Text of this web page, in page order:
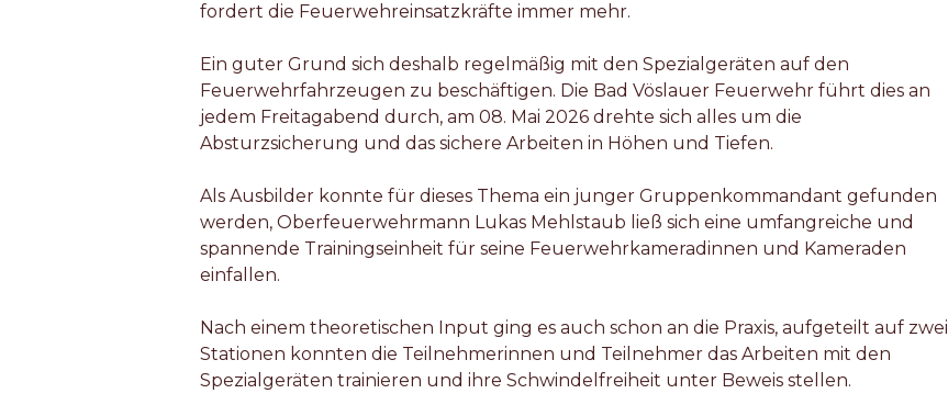
fordert die Feuerwehreinsatzkräfte immer mehr.
Ein guter Grund sich deshalb regelmäßig mit den Spezialgeräten auf den
Feuerwehrfahrzeugen zu beschäftigen. Die Bad Vöslauer Feuerwehr führt dies an
jedem Freitagabend durch, am 08. Mai 2026 drehte sich alles um die
Absturzsicherung und das sichere Arbeiten in Höhen und Tiefen.
Als Ausbilder konnte für dieses Thema ein junger Gruppenkommandant gefunden
werden, Oberfeuerwehrmann Lukas Mehlstaub ließ sich eine umfangreiche und
spannende Trainingseinheit für seine Feuerwehrkameradinnen und Kameraden
einfallen.
Nach einem theoretischen Input ging es auch schon an die Praxis, aufgeteilt auf zwei
Stationen konnten die Teilnehmerinnen und Teilnehmer das Arbeiten mit den
Spezialgeräten trainieren und ihre Schwindelfreiheit unter Beweis stellen.